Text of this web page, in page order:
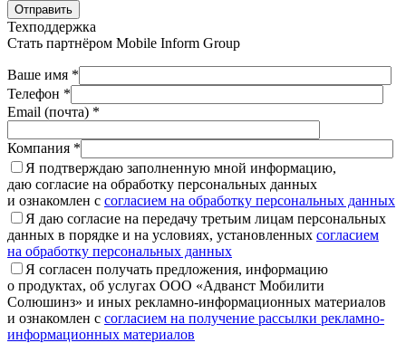
Отправить
Техподдержка
Стать партнёром Mobile Inform Group
Ваше имя *
Телефон *
Email (почта) *
Компания *
Я подтверждаю заполненную мной информацию,
даю согласие на обработку персональных данных
и ознакомлен с согласием на обработку персональных данных
Я даю согласие на передачу третьим лицам персональных
данных в порядке и на условиях, установленных согласием
на обработку персональных данных
Я согласен получать предложения, информацию
о продуктах, об услугах ООО «Адванст Мобилити
Солюшинз» и иных рекламно-информационных материалов
и ознакомлен с согласием на получение рассылки рекламно-
информационных материалов